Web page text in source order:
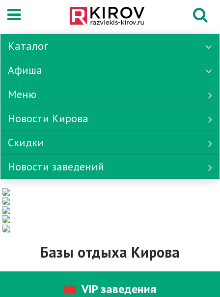
Каталог
Афиша
Меню
Новости Кирова
Скидки
Новости заведений
Базы отдыха Кирова
VIPзаведения